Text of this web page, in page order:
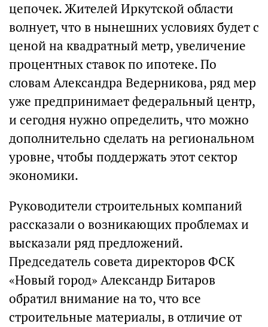
цепочек. Жителей Иркутской области
волнует, что в нынешних условиях будет с
ценой на квадратный метр, увеличение
процентных ставок по ипотеке. По
словам Александра Ведерникова, ряд мер
уже предпринимает федеральный центр,
и сегодня нужно определить, что можно
дополнительно сделать на региональном
уровне, чтобы поддержать этот сектор
экономики.
Руководители строительных компаний
рассказали о возникающих проблемах и
высказали ряд предложений.
Председатель совета директоров ФСК
«Новый город» Александр Битаров
обратил внимание на то, что все
строительные материалы, в отличие от